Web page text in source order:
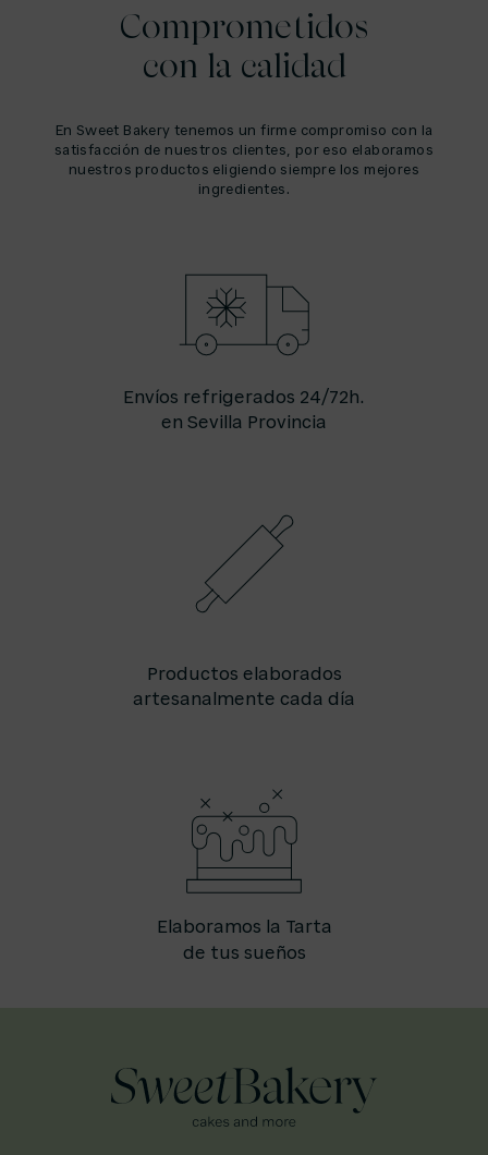
Comprometidos
con la calidad
En Sweet Bakery tenemos un firme compromiso con la
satisfacción de nuestros clientes, por eso elaboramos
nuestros productos eligiendo siempre los mejores
ingredientes.
Envíos refrigerados 24/72h.
en Sevilla Provincia
Productos elaborados
artesanalmente cada día
Elaboramos la Tarta
de tus sueños